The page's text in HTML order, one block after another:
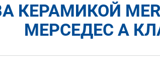
МЕРСЕДЕС А